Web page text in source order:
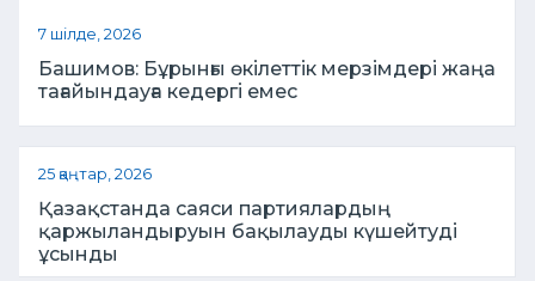
7 шілде, 2026
Башимов: Бұрынғы өкілеттік мерзімдері жаңа
тағайындауға кедергі емес
25 қаңтар, 2026
Қазақстанда саяси партиялардың
қаржыландыруын бақылауды күшейтуді
ұсынды